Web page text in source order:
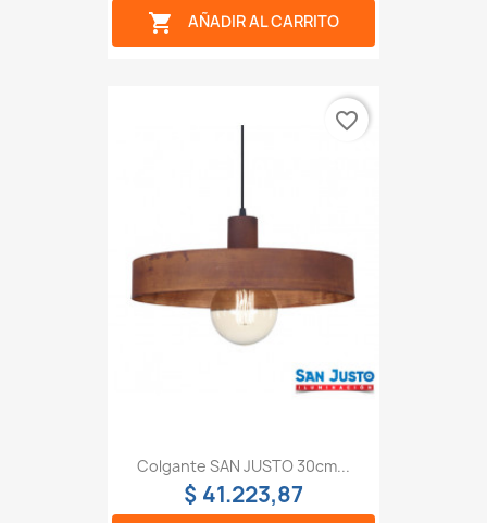
 AÑADIR AL CARRITO
Colgante SAN JUSTO 30cm...
$ 41.223,87
favorite_border